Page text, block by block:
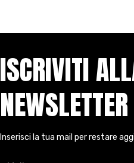
ISCRIVITI
NEWSLETTER
Inserisci la tua mail per restare